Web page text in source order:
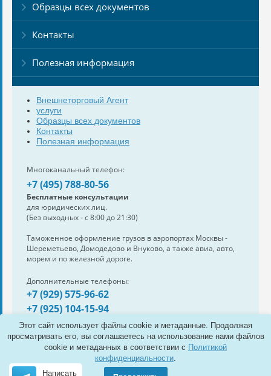
Этот сайт использует файлы cookie и метаданные. Продолжая
просматривать его, вы соглашаетесь на использование нами файлов
cookie и метаданных в соответствии с Политикой
конфиденциальности.
Написать
Образцы всех документов
Контакты
Полезная информация
Внешнеторговый Агент
услуги
Образцы всех документов
Контакты
Полезная информация
Многоканальный телефон:
+7 (495) 788-80-56
Бесплатные консультации
для юридических лиц.
(Без выходных - с 8:00 до 21:30)
Таможенное оформление грузов в аэропортах Москвы -
Шереметьево, Домодедово и Внуково, а также авиа, авто,
морем и по железной дороге.
Дополнительные телефоны:
+7 (929) 575-96-62
+7 (925) 104-15-94
Также нам можно написать:
e-mail:info@s-standard.ru
Полная версия сайта